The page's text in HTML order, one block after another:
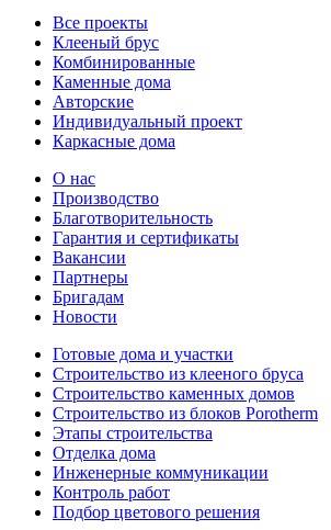
Все проекты
Клееный брус
Комбинированные
Каменные дома
Авторские
Индивидуальный проект
Каркасные дома
О нас
Производство
Благотворительность
Гарантия и сертификаты
Вакансии
Партнеры
Бригадам
Новости
Готовые дома и участки
Строительство из клееного бруса
Строительство каменных домов
Строительство из блоков Porotherm
Этапы строительства
Отделка дома
Инженерные коммуникации
Контроль работ
Подбор цветового решения